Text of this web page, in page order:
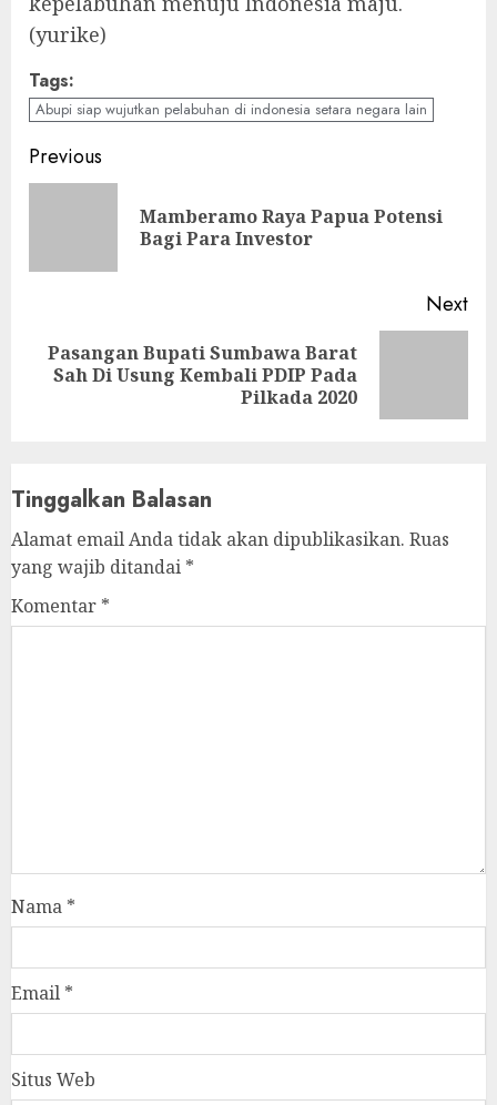
(yurike)
Tags:
Abupi siap wujutkan pelabuhan di indonesia setara negara lain
Continue
Reading
Previous
Mamberamo Raya Papua Potensi
Bagi Para Investor
Next
Next
Pasangan Bupati Sumbawa Barat
Sah Di Usung Kembali PDIP Pada
Pilkada 2020
Tinggalkan Balasan
Alamat email Anda tidak akan dipublikasikan. Ruas
yang wajib ditandai *
Komentar *
Nama *
Email *
Situs Web